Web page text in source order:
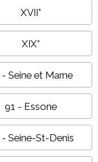
XVII°
XIX°
- Seine et Marne
91 - Essone
Seine-St-Denis